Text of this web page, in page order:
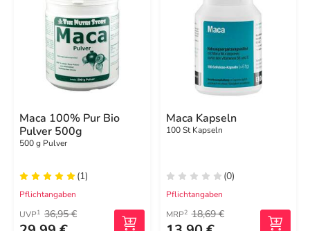
Maca 100% Pur Bio
Pulver 500g
500 g Pulver
(1)
Pflichtangaben
UVP1 36,95 €
Maca Kapseln
100 St Kapseln
(0)
Pflichtangaben
MRP2 18,69 €